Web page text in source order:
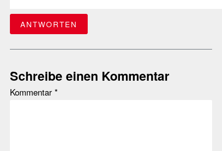
ANTWORTEN
Schreibe einen Kommentar
Kommentar *